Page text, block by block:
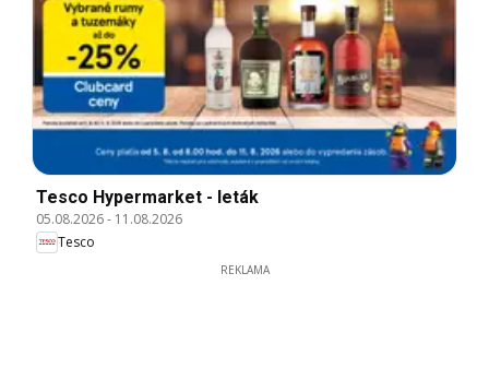
Tesco Hypermarket - leták
05.08.2026- 11.08.2026
Tesco
REKLAMA